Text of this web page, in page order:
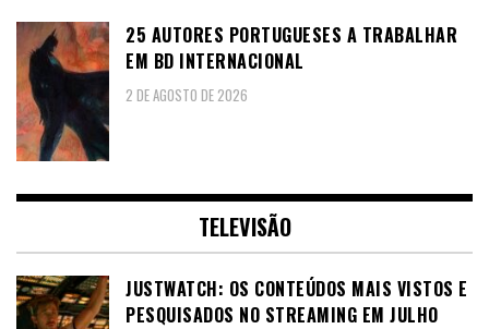
25 AUTORES PORTUGUESES A TRABALHAR
EM BD INTERNACIONAL
2 DE AGOSTO DE 2026
TELEVISÃO
JUSTWATCH: OS CONTEÚDOS MAIS VISTOS E
PESQUISADOS NO STREAMING EM JULHO